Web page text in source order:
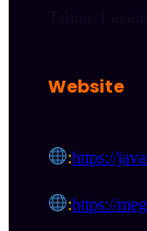
Website
:https://
:https://